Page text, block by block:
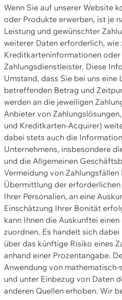
Wenn Sie auf unserer Website
oder Produkte erwerben, ist je
Leistung und gewünschter
weiterer Daten erforderlich, wie
Kreditkarteninformationen
Zahlungsdienstleister. Diese
Umstand, dass Sie bei uns eine
betreffenden Betrag und
werden an die jeweiligen
Anbieter von
und Kreditkarten-Acquirer)
dabei stets auch die
Unternehmens, insbesondere
und die Allgemeinen
Vermeidung von Zahlungsfällen
Übermittlung der
Ihrer Personalien, an eine
Einschätzung Ihrer Bonität
kann Ihnen die Auskunftei
zuordnen. Es handelt sich
über das künftige Risiko eines
anhand einer Prozentangabe.
Anwendung von
und unter Einbezug von Daten
anderen Quellen erhoben. Wir